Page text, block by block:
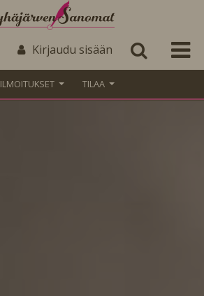
Kirjaudu sisään
ILMOITUKSET TILAA